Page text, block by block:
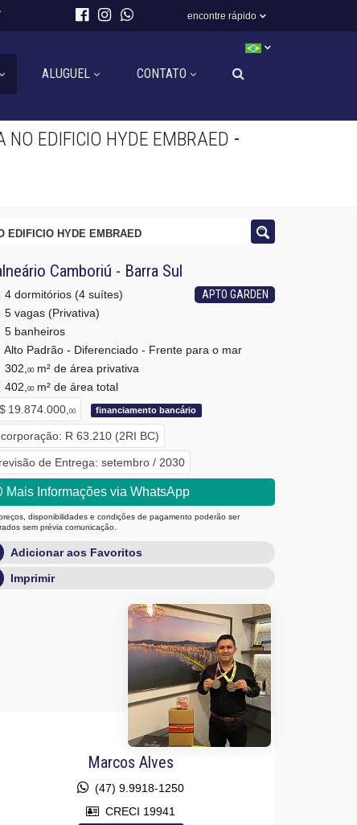
encontre rápido
ALUGUEL CONTATO
EDIFICIO HYDE EMBRAED -
EDIFICIO HYDE EMBRAED
Camboriú - Barra Sul
APTO GARDEN
4 dormitórios (4 suítes)
5 vagas (Privativa)
5 banheiros
Alto Padrão - Diferenciado - Frente para o mar
302, 00m² de área privativa
402, 00m² de área total
19.874.000, 00 financiamento bancário
R 63.210 (2RI BC)
de Entrega: setembro / 2030
Mais Informações via WhatsApp
disponibilidades e condições de pagamento poderão ser
sem prévia comunicação.
Adicionar aos Favoritos
Imprimir
Marcos Alves
(47) 9.9918-1250
CRECI 19941